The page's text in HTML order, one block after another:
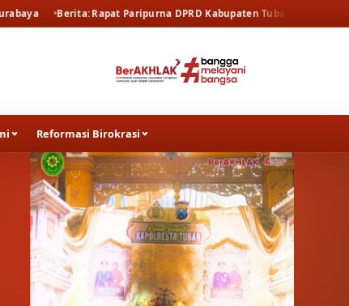
Rapat Paripurna DPRD Kabupaten Tuban Berita Rapat
Reformasi Birokrasi